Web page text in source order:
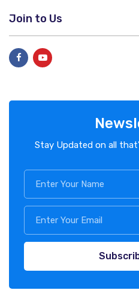
Join to Us
Stay Updated on all